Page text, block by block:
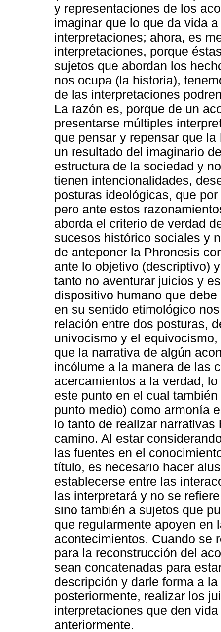
y representaciones de los
imaginar que lo que da vida
interpretaciones; ahora, es
interpretaciones, porque
sujetos que abordan los
nos ocupa (la historia),
de las interpretaciones
La razón es, porque de un
presentarse múltiples
que pensar y repensar que
un resultado del imaginario
estructura de la sociedad y
tienen intencionalidades,
posturas ideológicas, que
pero ante estos
aborda el criterio de verdad
sucesos histórico sociales y
de anteponer la Phronesis
ante lo objetivo (descriptivo)
tanto no aventurar juicios y
dispositivo humano que
en su sentido etimológico
relación entre dos posturas,
univocismo y el
que la narrativa de algún
incólume a la manera de las
acercamientos a la verdad,
este punto en el cual
punto medio) como armonía
lo tanto de realizar
camino. Al estar
las fuentes en el
título, es necesario hacer
establecerse entre las
las interpretará y no se
sino también a sujetos que
que regularmente apoyen en
acontecimientos. Cuando se
para la reconstrucción del
sean concatenadas para
descripción y darle forma a
posteriormente, realizar los
interpretaciones que den
anteriormente.